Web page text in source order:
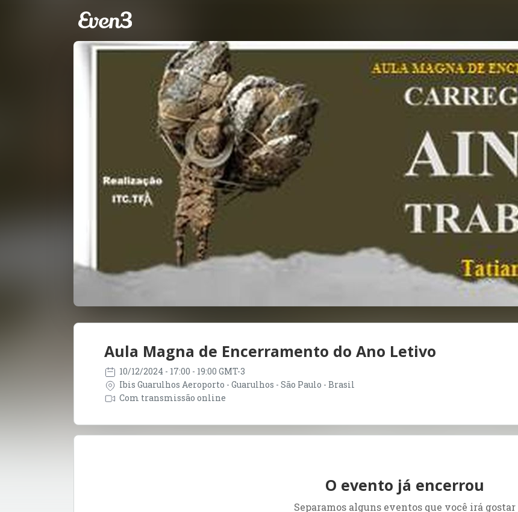
Aula Magna de Encerramento do Ano Letivo
10/12/2024 - 17:00 - 19:00 GMT-3
Ibis Guarulhos Aeroporto - Guarulhos - São Paulo - Brasil
Com transmissão online
O evento já encerrou
Separamos alguns eventos que você irá gostar